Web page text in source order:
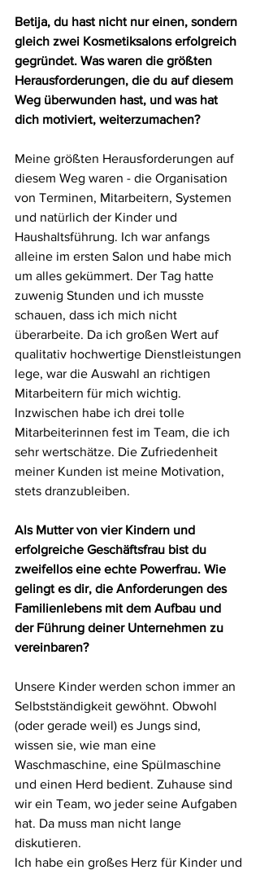
Betija, du hast nicht nur einen, sondern
gleich zwei Kosmetiksalons erfolgreich
gegründet. Was waren die größten
Herausforderungen, die du auf diesem
Weg überwunden hast, und was hat
dich motiviert, weiterzumachen?
Meine größten Herausforderungen auf
diesem Weg waren - die Organisation
von Terminen, Mitarbeitern, Systemen
und natürlich der Kinder und
Haushaltsführung. Ich war anfangs
alleine im ersten Salon und habe mich
um alles gekümmert. Der Tag hatte
zuwenig Stunden und ich musste
schauen, dass ich mich nicht
überarbeite. Da ich großen Wert auf
qualitativ hochwertige Dienstleistungen
lege, war die Auswahl an richtigen
Mitarbeitern für mich wichtig.
Inzwischen habe ich drei tolle
Mitarbeiterinnen fest im Team, die ich
sehr wertschätze. Die Zufriedenheit
meiner Kunden ist meine Motivation,
stets dranzubleiben.
Als Mutter von vier Kindern und
erfolgreiche Geschäftsfrau bist du
zweifellos eine echte Powerfrau. Wie
gelingt es dir, die Anforderungen des
Familienlebens mit dem Aufbau und
der Führung deiner Unternehmen zu
vereinbaren?
Unsere Kinder werden schon immer an
Selbstständigkeit gewöhnt. Obwohl
(oder gerade weil) es Jungs sind,
wissen sie, wie man eine
Waschmaschine, eine Spülmaschine
und einen Herd bedient. Zuhause sind
wir ein Team, wo jeder seine Aufgaben
hat. Da muss man nicht lange
diskutieren.
Ich habe ein großes Herz für Kinder und